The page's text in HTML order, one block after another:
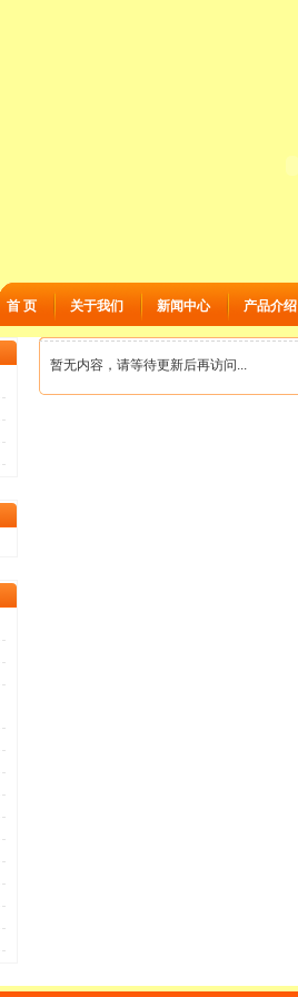
首 页 关于我们 新闻中心 产品介绍
暂无内容，请等待更新后再访问...